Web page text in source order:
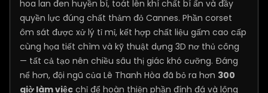
hoa lan đen huyền bí, toát lên khí chất bí ẩn và đầy
quyền lực đúng chất thảm đỏ Cannes. Phần corset
ôm sát được xử lý tỉ mỉ, kết hợp chất liệu gấm cao cấp
cùng họa tiết chìm và kỹ thuật dựng 3D nơ thủ công
— tất cả tạo nên chiều sâu thị giác khó cưỡng. Đáng
nể hơn, đội ngũ của Lê Thanh Hòa đã bỏ ra hơn 300
giờ làm việc chỉ để hoàn thiện phần đính đá và lông